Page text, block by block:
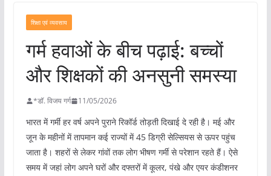
शिक्षा एवं व्यवसाय
गर्म हवाओं के बीच पढ़ाई: बच्चों
और शिक्षकों की अनसुनी समस्या
*डॉ. विजय गर्ग 11/05/2026
भारत में गर्मी हर वर्ष अपने पुराने रिकॉर्ड तोड़ती दिखाई दे रही है। मई और
जून के महीनों में तापमान कई राज्यों में 45 डिग्री सेल्सियस से ऊपर पहुंच
जाता है। शहरों से लेकर गांवों तक लोग भीषण गर्मी से परेशान रहते हैं। ऐसे
समय में जहां लोग अपने घरों और दफ्तरों में कूलर, पंखे और एयर कंडीशनर